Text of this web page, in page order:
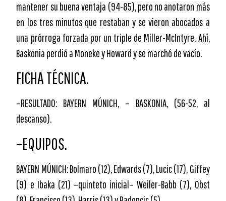
mantener su buena ventaja (94-85), pero no anotaron más
en los tres minutos que restaban y se vieron abocados a
una prórroga forzada por un triple de Miller-McIntyre. Ahí,
Baskonia perdió a Moneke y Howard y se marchó de vacío.
FICHA TÉCNICA.
–RESULTADO: BAYERN MÚNICH, – BASKONIA, (56-52, al
descanso).
–EQUIPOS.
BAYERN MÚNICH: Bolmaro (12), Edwards (7), Lucic (17), Giffey
(9) e Ibaka (21) –quinteto inicial– Weiler-Babb (7), Obst